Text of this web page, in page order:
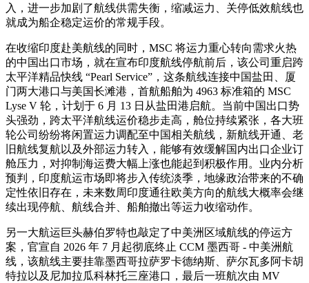
入，进一步加剧了航线供需失衡，缩减运力、关停低效航线也
就成为船企稳定运价的常规手段。
在收缩印度赴美航线的同时，MSC 将运力重心转向需求火热
的中国出口市场，就在宣布印度航线停航前后，该公司重启跨
太平洋精品快线 “Pearl Service”，这条航线连接中国盐田、厦
门两大港口与美国长滩港，首航船舶为 4963 标准箱的 MSC
Lyse V 轮，计划于 6 月 13 日从盐田港启航。当前中国出口势
头强劲，跨太平洋航线运价稳步走高，舱位持续紧张，各大班
轮公司纷纷将闲置运力调配至中国相关航线，新航线开通、老
旧航线复航以及外部运力转入，能够有效缓解国内出口企业订
舱压力，对抑制海运费大幅上涨也能起到积极作用。业内分析
预判，印度航运市场即将步入传统淡季，地缘政治带来的不确
定性依旧存在，未来数周印度通往欧美方向的航线大概率会继
续出现停航、航线合并、船舶撤出等运力收缩动作。
另一大航运巨头赫伯罗特也敲定了中美洲区域航线的停运方
案，官宣自 2026 年 7 月起彻底终止 CCM 墨西哥 - 中美洲航
线，该航线主要挂靠墨西哥拉萨罗卡德纳斯、萨尔瓦多阿卡胡
特拉以及尼加拉瓜科林托三座港口，最后一班航次由 MV